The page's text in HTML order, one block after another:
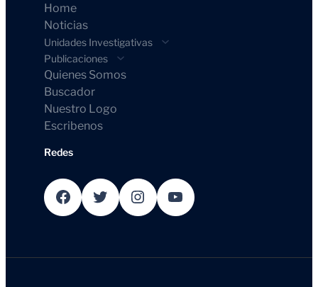
Home
Noticias
Unidades Investigativas
Publicaciones
Quienes Somos
Buscador
Nuestro Logo
Escribenos
Redes
Facebook Twitter Instagram YouTube